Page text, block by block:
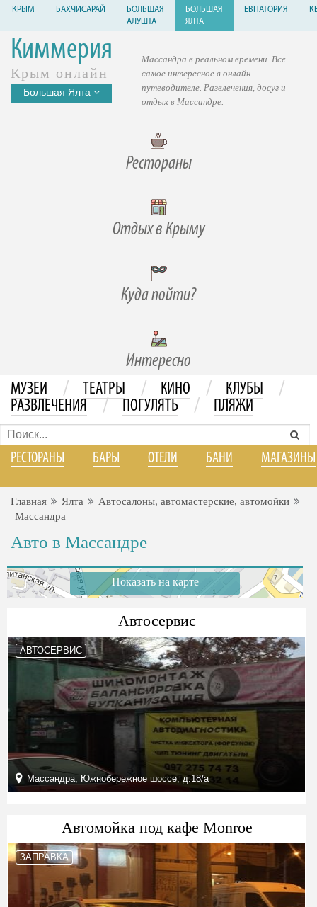
КРЫМ БАХЧИСАРАЙ
БОЛЬШАЯ
АЛУШТА
БОЛЬШАЯ
ЯЛТА
ЕВПАТОРИЯ
Киммерия
Крым онлайн
Большая Ялта
Рестораны
Отдых в Крыму
Куда пойти?
Интересно
Массандра в реальном времени. Все
самое интересное в онлайн-
путеводителе. Развлечения, досуг и
отдых в Массандре.
МУЗЕИ / ТЕАТРЫ / КИНО / КЛУБЫ /
РАЗВЛЕЧЕНИЯ / ПОГУЛЯТЬ / ПЛЯЖИ
РЕСТОРАНЫ БАРЫ ОТЕЛИ БАНИ МАГАЗИНЫ
Главная Ялта
Автосалоны, автомастерские, автомойки
Массандра
Авто в Массандре
Показать на карте
Автосервис
АВТОСЕРВИС
Массандра, Южнобережное шоссе, д.18/а
Автомойка под кафе Monroe
ЗАПРАВКА